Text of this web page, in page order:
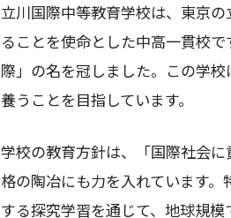
立川国際中等教育学校は、東京
ることを使命とした中高一貫校
際」の名を冠しました。この学
養うことを目指しています。
学校の教育方針は、「国際社会
格の陶冶にも力を入れています
する探究学習を通じて、地球規